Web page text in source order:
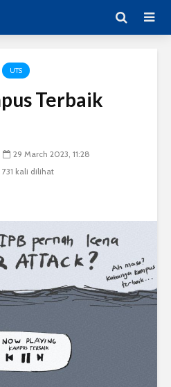
UTS
Terbaik
29 March 2023, 11:28
731 kali dilihat